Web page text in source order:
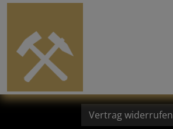
Vertrag widerrufen